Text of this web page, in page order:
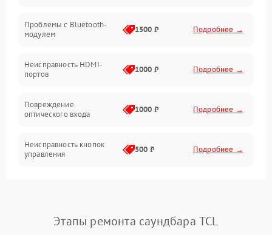
Программное обеспечение
Электроника/Акустика
Проблемы с Bluetooth-
модулем
1500 ₽ Подробнее →
Неисправность HDMI-
портов
1000 ₽ Подробнее →
Повреждение
оптического входа
1000 ₽ Подробнее →
Неисправность кнопок
управления
500 ₽ Подробнее →
Неисправность
2000 ₽
Этапы ремонта саундбара TCL